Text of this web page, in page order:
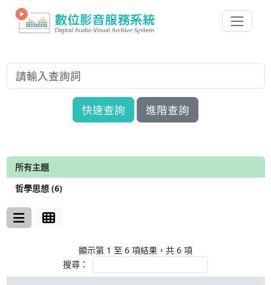
快速查詢 進階查詢
所有主題
哲學思想 (6)
顯示第 1 至 6 項結果，共 6 項
搜尋：